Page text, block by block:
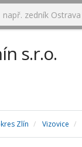
s.r.o.
Zlín Vizovice